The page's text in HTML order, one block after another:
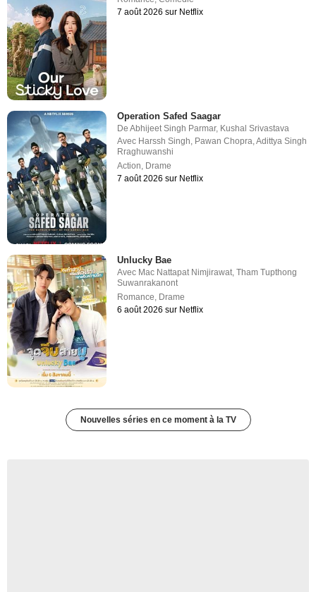
7 août 2026 sur Netflix
Operation Safed Saagar
DeAbhijeet Singh Parmar, Kushal Srivastava
Avec Harssh Singh, Pawan Chopra,Adittya Singh
Rraghuwanshi
Action, Drame
7 août 2026 sur Netflix
Unlucky Bae
Avec Mac Nattapat Nimjirawat ,Tham Tupthong
Suwanrakanont
Romance Drame
6 août 2026 sur Netflix
Nouvelles séries en ce moment à la TV